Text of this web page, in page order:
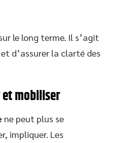
le long terme. Il s’agit
d’assurer la clarté des
mobiliser
ne peut plus se
impliquer. Les